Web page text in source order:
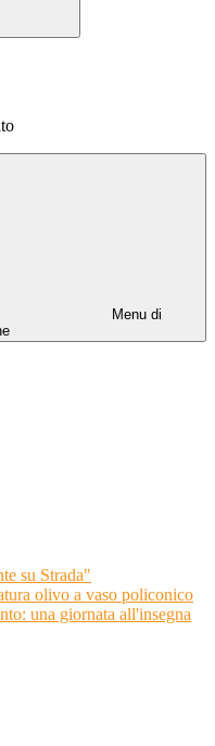
Menu di
su Strada"
olivo a vaso policonico
una giornata all'insegna